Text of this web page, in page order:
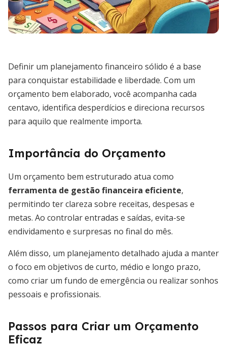
Definir um planejamento financeiro sólido é a base
para conquistar estabilidade e liberdade. Com um
orçamento bem elaborado, você acompanha cada
centavo, identifica desperdícios e direciona recursos
para aquilo que realmente importa.
Importância do Orçamento
Um orçamento bem estruturado atua como
ferramenta de gestão financeira eficiente,
permitindo ter clareza sobre receitas, despesas e
metas. Ao controlar entradas e saídas, evita-se
endividamento e surpresas no final do mês.
Além disso, um planejamento detalhado ajuda a manter
o foco em objetivos de curto, médio e longo prazo,
como criar um fundo de emergência ou realizar sonhos
pessoais e profissionais.
Passos para Criar um Orçamento
Eficaz